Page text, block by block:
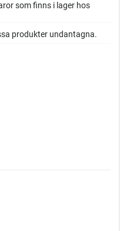
som finns i lager hos
produkter undantagna.